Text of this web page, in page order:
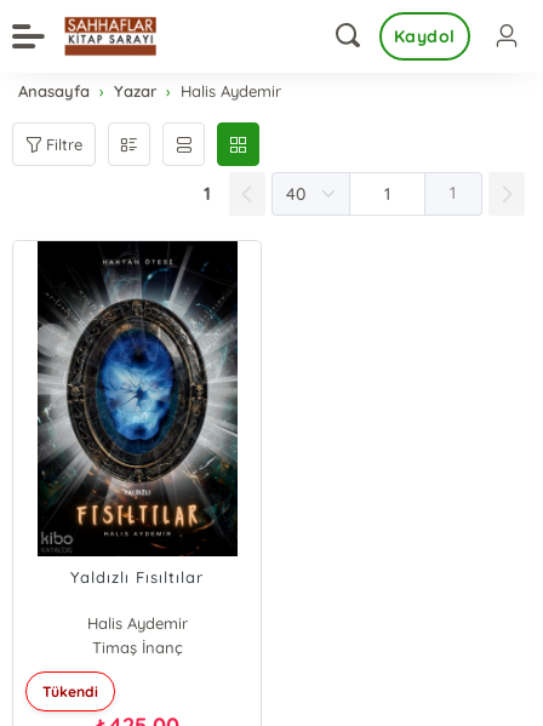
Kaydol
Anasayfa Yazar Halis Aydemir
Filtre
1 1
Yaldızlı Fısıltılar
Halis Aydemir
Timaş İnanç
Tükendi